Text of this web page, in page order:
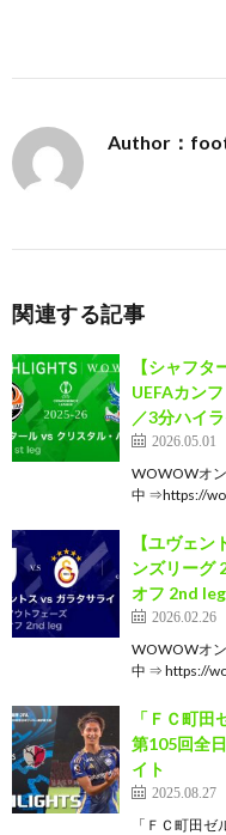
Author：
関連する記事
【シャフタ
UEFAカン
／3分ハイ
2026.05.01
WOWOWオ
中 ⇒https://
【ユヴェ
ンズリーグ
オフ 2nd
2026.02.26
WOWOWオ
中 ⇒ https://
「ＦＣ町
第105回全
イト
2025.08.27
「ＦＣ町田